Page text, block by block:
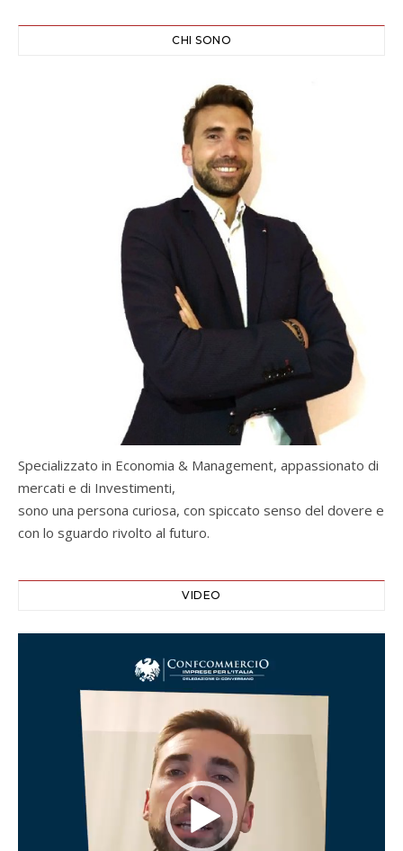
CHI SONO
Specializzato in Economia & Management, appassionato di
mercati e di Investimenti,
sono una persona curiosa, con spiccato senso del dovere e
con lo sguardo rivolto al futuro.
VIDEO